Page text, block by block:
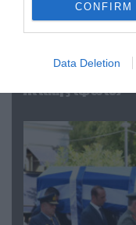
CONFIRM
Data Deletion
06.08.2026 | 09:03
«Οι εντελώς
τα ζώα που
Αττικής (φωτο)